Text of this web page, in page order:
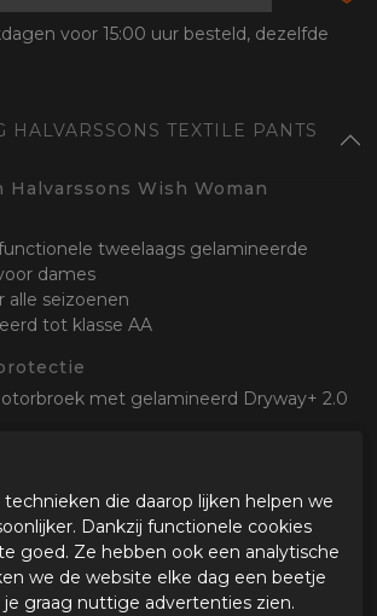
voor 15:00 uur besteld, dezelfde
HALVARSSONS TEXTILE PANTS
Halvarssons Wish Woman
tweelaags gelamineerde
dames
alle seizoenen
tot klasse AA
met gelamineerd Dryway+ 2.0
op de heupen en
level 2 heup en knieprotectoren
op de benen
die daarop lijken helpen we
Dankzij functionele cookies
goed. Ze hebben ook een analytische
we de website elke dag een beetje
graag nuttige advertenties zien.